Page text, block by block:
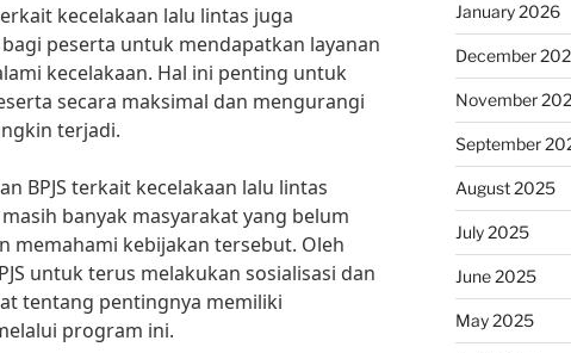
kecelakaan lalu lintas juga
peserta untuk mendapatkan layanan
kecelakaan. Hal ini penting untuk
secara maksimal dan mengurangi
terjadi.
BPJS terkait kecelakaan lalu lintas
banyak masyarakat yang belum
memahami kebijakan tersebut. Oleh
untuk terus melakukan sosialisasi dan
tentang pentingnya memiliki
program ini.
January 2026
December
November
September
August 2025
July 2025
June 2025
May 2025